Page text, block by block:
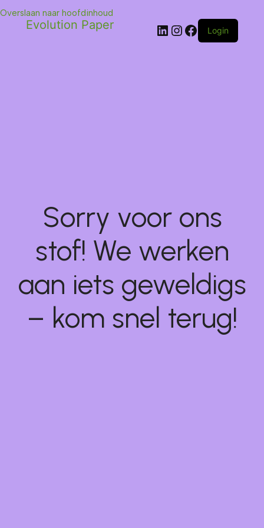
Overslaan naar hoofdinhoud
Evolution Paper Login
Sorry voor ons
stof! We werken
aan iets geweldigs
– kom snel terug!